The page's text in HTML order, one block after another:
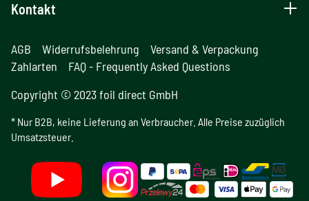
Kontakt
AGB Widerrufsbelehrung
Versand & Verpackung
Zahlarten
FAQ - Frequently Asked Questions
Copyright © 2023 foil direct GmbH
* Nur B2B, keine Lieferung an Verbraucher. Alle Preise zuzüglich
Umsatzsteuer.